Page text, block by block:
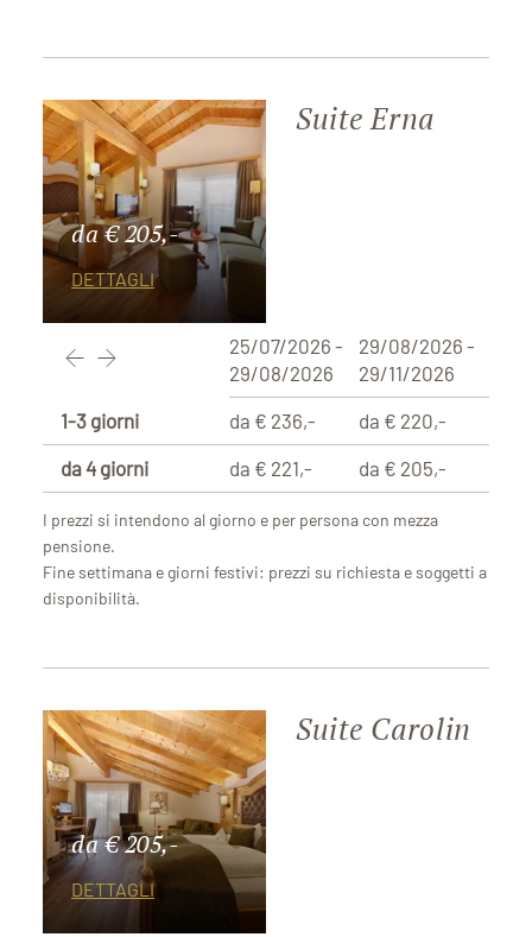
da € 205,-
DETTAGLI
Suite Erna
25/07/2026 -
29/08/2026
29/08/2026 -
29/11/2026
1-3 giorni
da 4 giorni
da € 236,-
da € 221,-
da € 220,-
da € 205,-
I prezzi si intendono al giorno e per persona con mezza
pensione.
Fine settimana e giorni festivi: prezzi su richiesta e soggetti a
disponibilità.
da € 205,-
DETTAGLI
Suite Carolin